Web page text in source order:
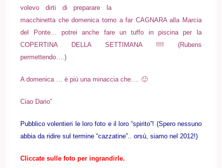
volevo dirti di preparare la
macchinetta che domenica torno a far CAGNARA alla Marcia
del Ponte… potrei anche fare un tuffo in piscina per la
COPERTINA DELLA SETTIMANA !!!! (Rubens
permettendo….)
A domenica … è più una minaccia che…. 🙂
Ciao Dario”
Pubblico volentieri le loro foto e il loro “spirito”! (Spero nessuno
abbia da ridire sul termine “cazzatine”.. orsù, siamo nel 2012!)
Cliccate sulle foto per ingrandirle.